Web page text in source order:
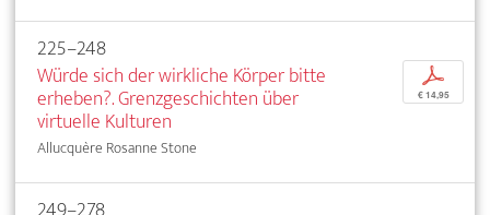
225–248
Würde sich der wirkliche Körper bitte
erheben?. Grenzgeschichten über
virtuelle Kulturen
Allucquère Rosanne Stone
p
€ 14,95